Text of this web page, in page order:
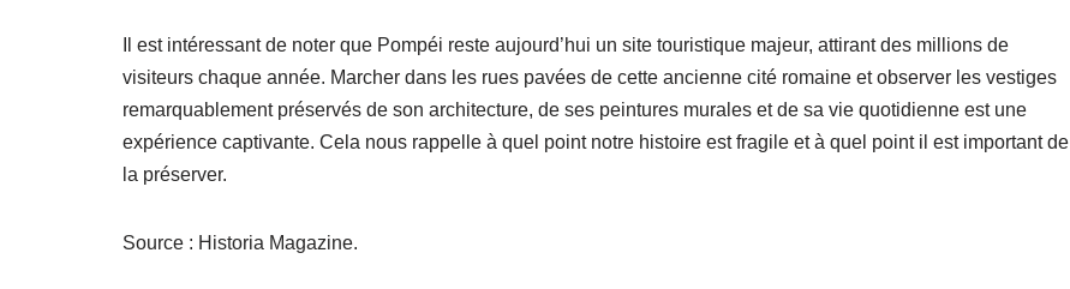
Il est intéressant de noter que Pompéi reste aujourd’hui un site touristique majeur, attirant des millions de
visiteurs chaque année. Marcher dans les rues pavées de cette ancienne cité romaine et observer les vestiges
remarquablement préservés de son architecture, de ses peintures murales et de sa vie quotidienne est une
expérience captivante. Cela nous rappelle à quel point notre histoire est fragile et à quel point il est important de
la préserver.
Source : Historia Magazine.